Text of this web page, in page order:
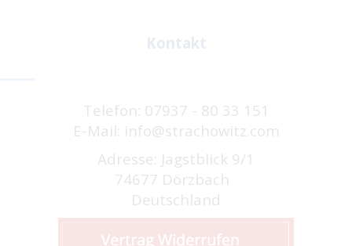
Kontakt
Telefon: 07937 - 80 33 151
E-Mail: info@strachowitz.com
Adresse: Jagstblick 9/1
74677 Dörzbach
Deutschland